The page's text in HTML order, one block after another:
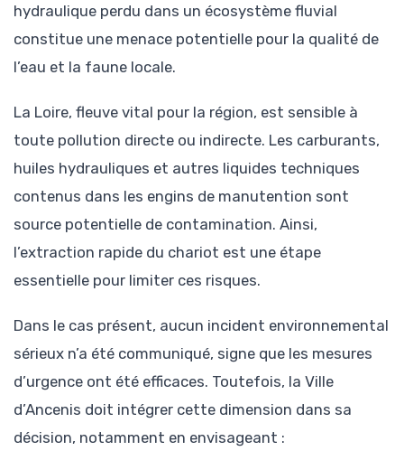
hydraulique perdu dans un écosystème fluvial
constitue une menace potentielle pour la qualité de
l’eau et la faune locale.
La Loire, fleuve vital pour la région, est sensible à
toute pollution directe ou indirecte. Les carburants,
huiles hydrauliques et autres liquides techniques
contenus dans les engins de manutention sont
source potentielle de contamination. Ainsi,
l’extraction rapide du chariot est une étape
essentielle pour limiter ces risques.
Dans le cas présent, aucun incident environnemental
sérieux n’a été communiqué, signe que les mesures
d’urgence ont été efficaces. Toutefois, la Ville
d’Ancenis doit intégrer cette dimension dans sa
décision, notamment en envisageant :